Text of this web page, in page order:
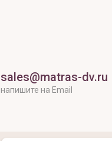
sales@matras-dv.ru
напишите на Email